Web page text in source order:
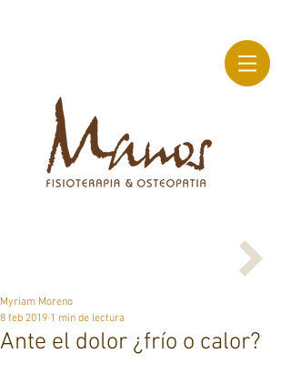
Ante el dolor ¿frío o calor?
Myriam Moreno
8 feb 2019 1 min de lectura